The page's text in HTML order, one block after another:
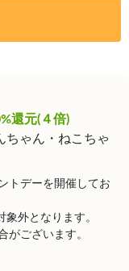
還元(４倍)
ゃん・ねこちゃ
トデーを開催してお
外となります。
がございます。